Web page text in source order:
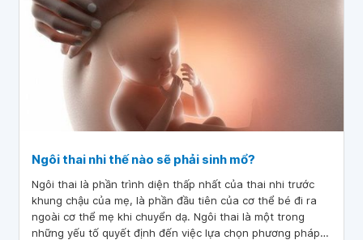
Ngôi thai nhi thế nào sẽ phải sinh mổ?
Ngôi thai là phần trình diện thấp nhất của thai nhi trước
khung chậu của mẹ, là phần đầu tiên của cơ thể bé đi ra
ngoài cơ thể mẹ khi chuyển dạ. Ngôi thai là một trong
những yếu tố quyết định đến việc lựa chọn phương pháp